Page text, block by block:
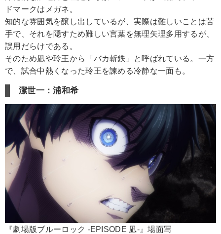
ドマークはメガネ。
知的な雰囲気を醸し出しているが、実際は難しいことは苦
手で、それを隠すため難しい言葉を無理矢理多用するが、
誤用だらけである。
そのため凪や玲王から「バカ斬鉄」と呼ばれている。一方
で、試合中熱くなった玲王を諫める冷静な一面も。
潔世一：浦和希
『劇場版ブルーロック -EPISODE 凪-』場面写